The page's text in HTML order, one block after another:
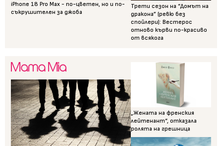
iPhone 18 Pro Max - по-цветен, но и по-
съкрушителен за джоба
Трети сезон на “Домът на
дракона” (ревю без
спойлери): Вестерос
отново кърви по-красиво
от всякога
„Жената на френския
лейтенант“, отказала
ролята на грешница